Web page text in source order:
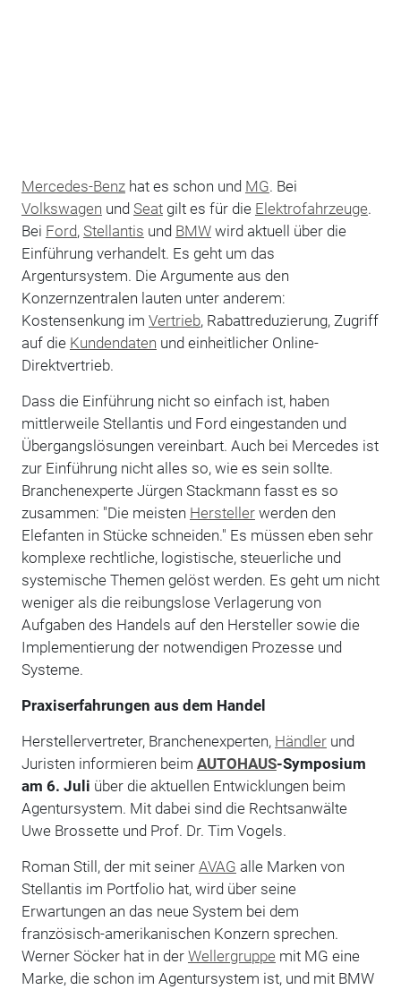
Mercedes-Benzhat es schon und MG. Bei
Volkswagen und Seatgilt es für die Elektrofahrzeuge.
Bei Ford, Stellantis und BMWwird aktuell über die
Einführung verhandelt. Es geht um das
Argentursystem. Die Argumente aus den
Konzernzentralen lauten unter anderem:
Kostensenkung im Vertrieb, Rabattreduzierung, Zugriff
auf die Kundendaten und einheitlicher Online-
Direktvertrieb.
Dass die Einführung nicht so einfach ist, haben
mittlerweile Stellantis und Ford eingestanden und
Übergangslösungen vereinbart. Auch bei Mercedes ist
zur Einführung nicht alles so, wie es sein sollte.
Branchenexperte Jürgen Stackmann fasst es so
zusammen: "Die meisten Herstellerwerden den
Elefanten in Stücke schneiden." Es müssen eben sehr
komplexe rechtliche, logistische, steuerliche und
systemische Themen gelöst werden. Es geht um nicht
weniger als die reibungslose Verlagerung von
Aufgaben des Handels auf den Hersteller sowie die
Implementierung der notwendigen Prozesse und
Systeme.
Praxiserfahrungen aus dem Handel
Herstellervertreter, Branchenexperten, Händlerund
Juristen informieren beim AUTOHAUS-Symposium
am 6. Juli über die aktuellen Entwicklungen beim
Agentursystem. Mit dabei sind die Rechtsanwälte
Uwe Brossette und Prof. Dr. Tim Vogels.
Roman Still, der mit seiner AVAG alle Marken von
Stellantis im Portfolio hat, wird über seine
Erwartungen an das neue System bei dem
französisch-amerikanischen Konzern sprechen.
Werner Söcker hat in der Wellergruppe mit MG eine
Marke, die schon im Agentursystem ist, und mit BMW